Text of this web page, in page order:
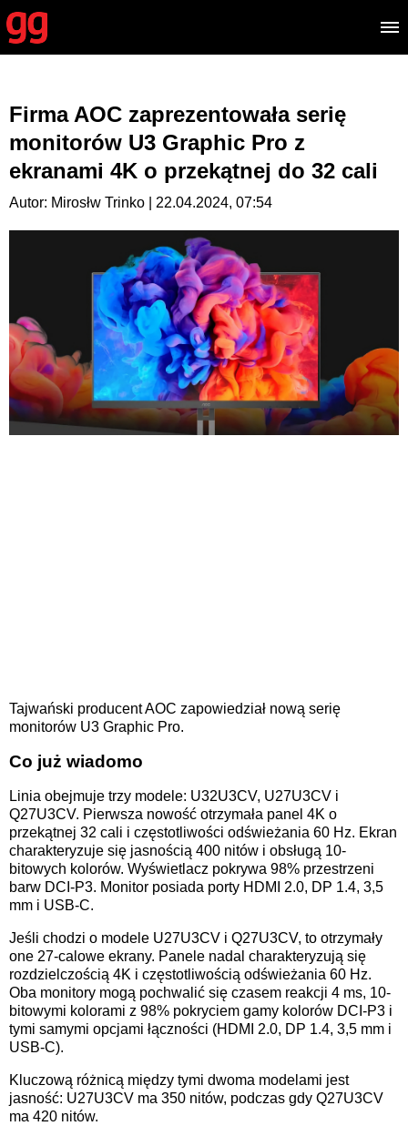
Firma AOC zaprezentowała serię
monitorów U3 Graphic Pro z
ekranami 4K o przekątnej do 32 cali
Autor: Mirosłw Trinko | 22.04.2024, 07:54
Tajwański producent AOC zapowiedział nową serię
monitorów U3 Graphic Pro.
Co już wiadomo
Linia obejmuje trzy modele: U32U3CV, U27U3CV i
Q27U3CV. Pierwsza nowość otrzymała panel 4K o
przekątnej 32 cali i częstotliwości odświeżania 60 Hz. Ekran
charakteryzuje się jasnością 400 nitów i obsługą 10-
bitowych kolorów. Wyświetlacz pokrywa 98% przestrzeni
barw DCI-P3. Monitor posiada porty HDMI 2.0, DP 1.4, 3,5
mm i USB-C.
Jeśli chodzi o modele U27U3CV i Q27U3CV, to otrzymały
one 27-calowe ekrany. Panele nadal charakteryzują się
rozdzielczością 4K i częstotliwością odświeżania 60 Hz.
Oba monitory mogą pochwalić się czasem reakcji 4 ms, 10-
bitowymi kolorami z 98% pokryciem gamy kolorów DCI-P3 i
tymi samymi opcjami łączności (HDMI 2.0, DP 1.4, 3,5 mm i
USB-C).
Kluczową różnicą między tymi dwoma modelami jest
jasność: U27U3CV ma 350 nitów, podczas gdy Q27U3CV
ma 420 nitów.